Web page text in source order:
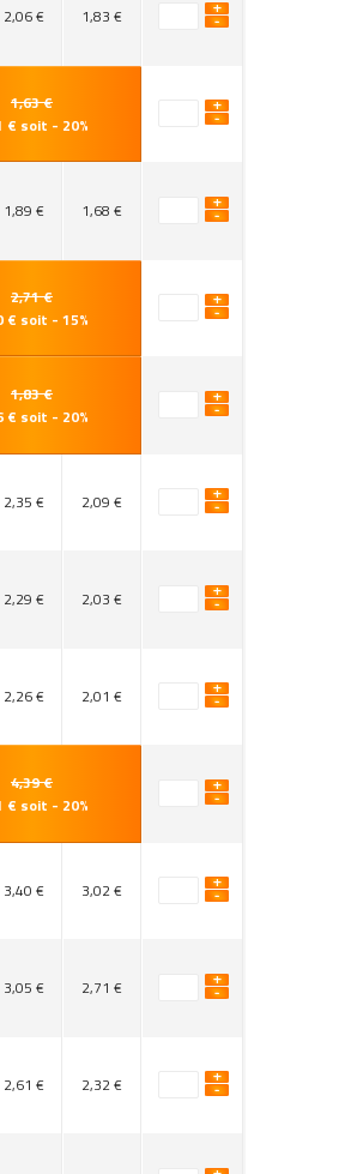
2,06 € 1,83 €
1,63 €
€ soit - 20%
1,89 € 1,68 €
2,71 €
€ soit - 15%
1,83 €
€ soit - 20%
2,35 € 2,09 €
2,29 € 2,03 €
2,26 € 2,01 €
4,39 €
€ soit - 20%
3,40 € 3,02 €
3,05 € 2,71 €
2,61 € 2,32 €